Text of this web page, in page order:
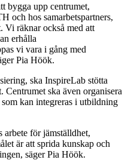
bygga upp centrumet,
och hos samarbetspartners,
Vi räknar också med att
erhålla
vi vara i gång med
Pia Höök.
ska InspireLab stötta
ska även organisera
kan integreras i utbildning
arbete för jämställdhet,
är att sprida kunskap och
säger Pia Höök.